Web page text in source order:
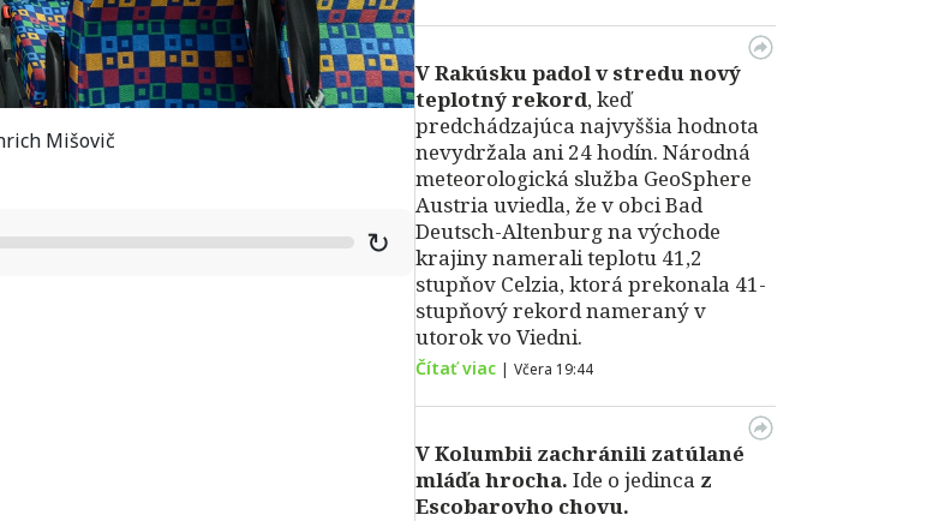
Mišovič
↻
V Rakúsku padol v stredu nový
teplotný rekord, keď
predchádzajúca najvyššia hodnota
nevydržala ani 24 hodín. Národná
meteorologická služba GeoSphere
Austria uviedla, že v obci Bad
Deutsch-Altenburg na východe
krajiny namerali teplotu 41,2
stupňov Celzia, ktorá prekonala 41-
stupňový rekord nameraný v
utorok vo Viedni.
Čítať viac | Včera 19:44
V Kolumbii zachránili zatúlané
mláďa hrocha. Ide o jedinca z
Escobarovho chovu.